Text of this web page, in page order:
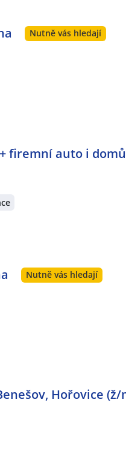
Nutně vás hledají
firemní auto i
Nutně vás hledají
Hořovice (ž/